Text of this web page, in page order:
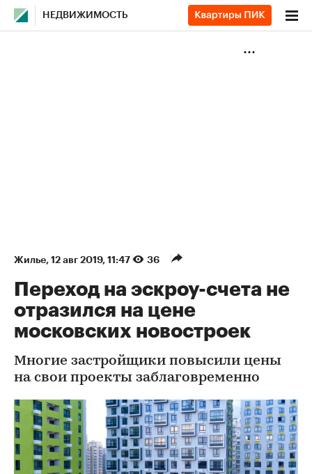
НЕДВИЖИМОСТЬ
Жилье⁠, 12 авг 2019, 11:47 36
Переход на эскроу-счета не
отразился на цене
московских новостроек
Многие застройщики повысили цены
на свои проекты заблаговременно